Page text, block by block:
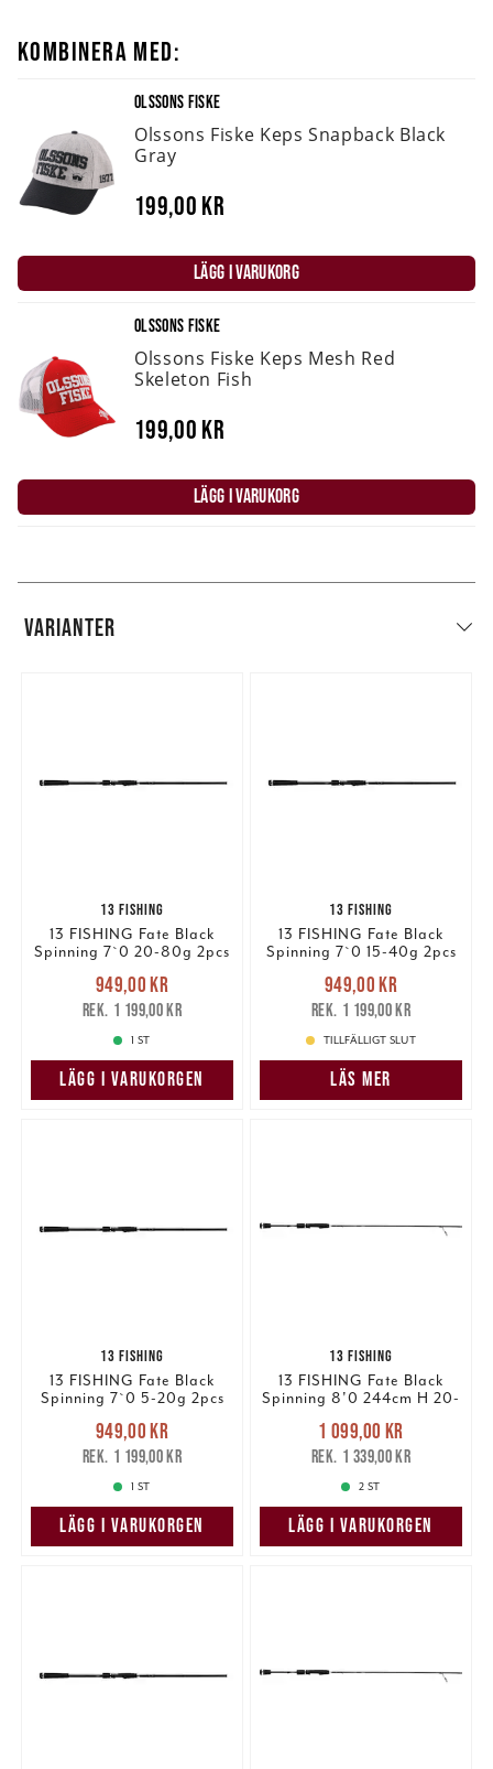
KOMBINERA MED:
OLSSONS FISKE
Olssons Fiske Keps Snapback Black
Gray
199,00 kr
LÄGG I VARUKORG
OLSSONS FISKE
Olssons Fiske Keps Mesh Red
Skeleton Fish
199,00 kr
LÄGG I VARUKORG
VARIANTER
13 FISHING
13 FISHING Fate Black
Spinning 7`0 20-80g 2pcs
Nuvarande pris
949,00 krTidigare pris
1 199,00 kr
949,00 kr
1 199,00 kr
1 ST
LÄGG I VARUKORGEN
13 FISHING
13 FISHING Fate Black
Spinning 7`0 15-40g 2pcs
Nuvarande pris
949,00 krTidigare pris
1 199,00 kr
949,00 kr
1 199,00 kr
TILLFÄLLIGT SLUT
LÄS MER
13 FISHING
13 FISHING Fate Black
Spinning 7`0 5-20g 2pcs
Nuvarande pris
949,00 krTidigare pris
1 199,00 kr
949,00 kr
1 199,00 kr
1 ST
LÄGG I VARUKORGEN
13 FISHING
13 FISHING Fate Black
Spinning 8'0 244cm H 20-
Nuvarande pris
1 099,00 krTidigare pris
1 339,00 kr
1 099,00 kr
1 339,00 kr
2 ST
LÄGG I VARUKORGEN